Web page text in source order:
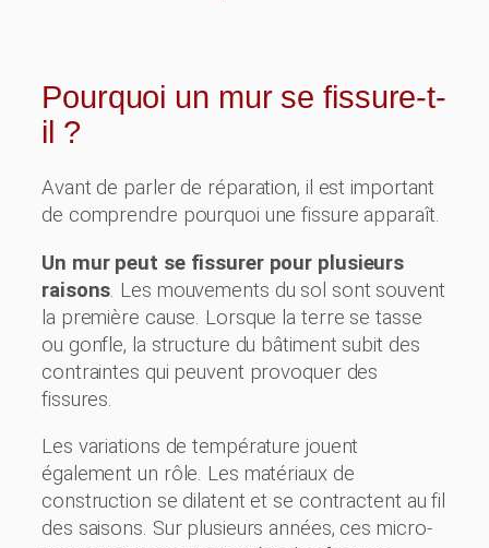
Pourquoi un mur se fissure-t-
il ?
Avant de parler de réparation, il est important
de comprendre pourquoi une fissure apparaît.
Un mur peut se fissurer pour plusieurs
raisons. Les mouvements du sol sont souvent
la première cause. Lorsque la terre se tasse
ou gonfle, la structure du bâtiment subit des
contraintes qui peuvent provoquer des
fissures.
Les variations de température jouent
également un rôle. Les matériaux de
construction se dilatent et se contractent au fil
des saisons. Sur plusieurs années, ces micro-